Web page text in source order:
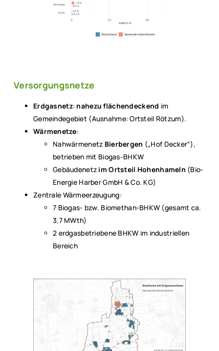
Versorgungsnetze
Erdgasnetz: nahezu flächendeckend im
Gemeindegebiet (Ausnahme: Ortsteil Rötzum).
Wärmenetze:
Nahwärmenetz Bierbergen („Hof Decker“),
betrieben mit Biogas-BHKW
Gebäudenetz im Ortsteil Hohenhameln (Bio-
Energie Harber GmbH & Co. KG)
Zentrale Wärmeerzeugung:
7 Biogas- bzw. Biomethan-BHKW (gesamt ca.
3,7 MWth)
2 erdgasbetriebene BHKW im industriellen
Bereich